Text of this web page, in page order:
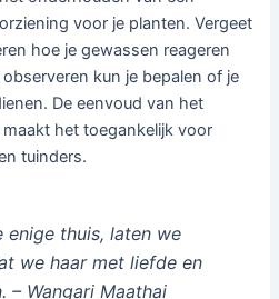
voor je planten. Vergeet
hoe je gewassen reageren
kun je bepalen of je
De eenvoud van het
het toegankelijk voor
tuinders.
enige thuis, laten we
we haar met liefde en
– Wangari Maathai